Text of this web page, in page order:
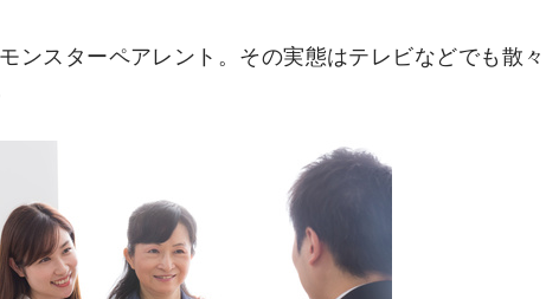
ンスターペアレント。その実態はテレビなどでも散々